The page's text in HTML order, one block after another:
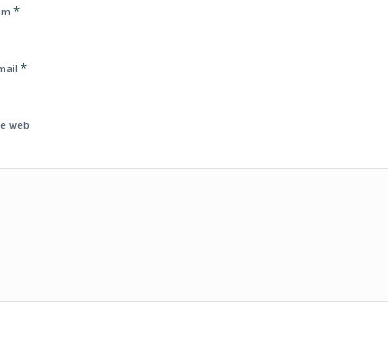
*
*
web